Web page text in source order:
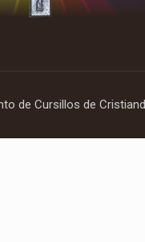
de Cursillos de